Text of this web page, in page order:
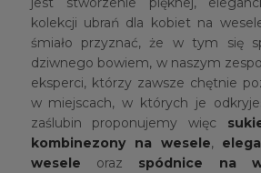
kolekcji ubrań dla kobiet na
śmiało przyznać, że w tym się
dziwnego bowiem, w naszym
eksperci, którzy zawsze chętnie
w miejscach, w których je
zaślubin proponujemy więc
kombinezony na wesele,
wesele oraz spódnice na